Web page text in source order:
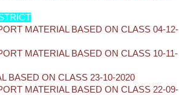
MATERIAL BASED ON CLASS 04-12-
MATERIAL BASED ON CLASS 10-11-
BASED ON CLASS 23-10-2020
MATERIAL BASED ON CLASS 22-09-